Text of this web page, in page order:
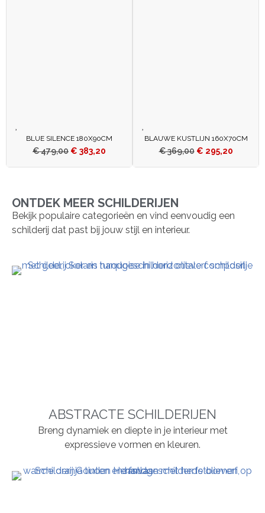
BLUE SILENCE 180X90CM
€479,00 € 383,20
BLAUWE KUSTLIJN 160X70CM
€369,00 € 295,20
ONTDEK MEER SCHILDERIJEN
Bekijk populaire categorieën en vind eenvoudig een
schilderij dat past bij jouw stijl en interieur.
ABSTRACTE SCHILDERIJEN
Breng dynamiek en diepte in je interieur met
expressieve vormen en kleuren.